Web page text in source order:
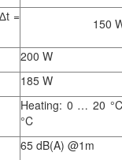
= 150
200 W
185 W
Heating: 0 … 20
°C
65 dB(A) @1m